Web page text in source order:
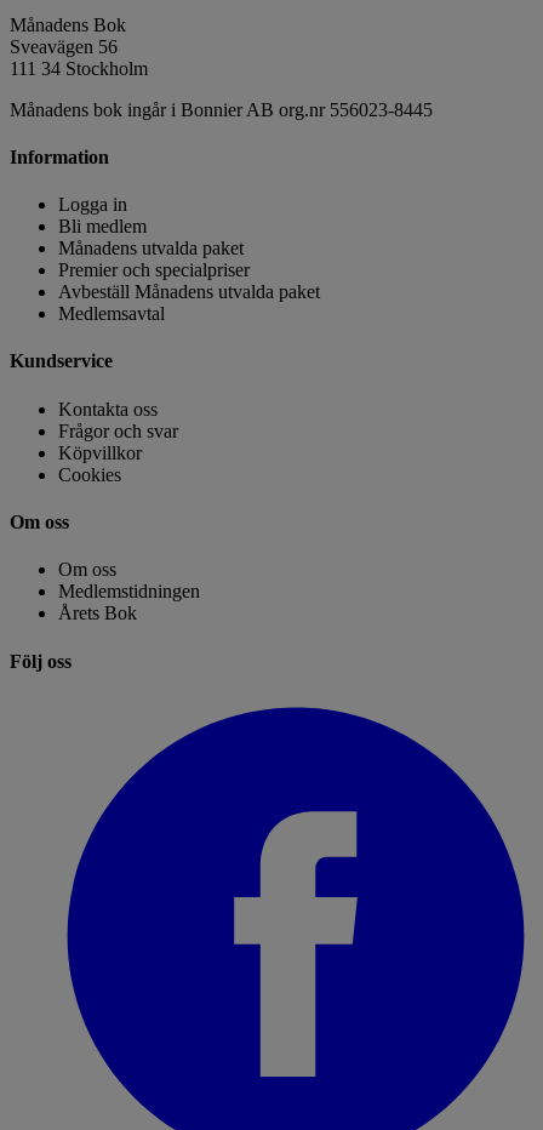
Månadens Bok
Sveavägen 56
111 34 Stockholm
Månadens bok ingår i Bonnier AB org.nr 556023-8445
Information
Logga in
Bli medlem
Månadens utvalda paket
Premier och specialpriser
Avbeställ Månadens utvalda paket
Medlemsavtal
Kundservice
Kontakta oss
Frågor och svar
Köpvillkor
Cookies
Om oss
Om oss
Medlemstidningen
Årets Bok
Följ oss